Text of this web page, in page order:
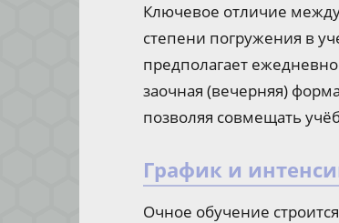
Ключевое отличие
степени погружения в
предполагает
заочная (вечерняя)
позволяя совмещать
График и
Очное обучение